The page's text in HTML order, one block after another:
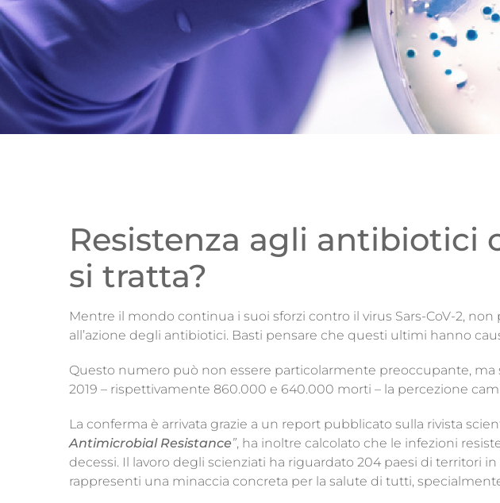
Resistenza agli antibiotici
si tratta?
Mentre il mondo continua i suoi sforzi contro il virus Sars-CoV-2,
all’azione degli antibiotici. Basti pensare che questi ultimi hanno
Questo numero può non essere particolarmente preoccupante, ma
2019 – rispettivamente 860.000 e 640.000 morti – la percezione
La conferma è arrivata grazie a un report pubblicato sulla rivista
Antimicrobial Resistance”, ha inoltre calcolato che le infezioni
decessi. Il lavoro degli scienziati ha riguardato 204 paesi di territori
rappresenti una minaccia concreta per la salute di tutti,